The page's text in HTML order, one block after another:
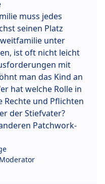
muss jedes
seinen Platz
unter
ist oft nicht leicht
mit
man das Kind an
hat welche Rolle in
Rechte und Pflichten
der Stiefvater?
Patchwork-